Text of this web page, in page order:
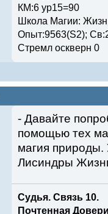
КМ:6 ур15=90
Школа Магии:
Опыт:9563(S2);
Стремл оскверн 0
- Давайте
помощью тех
магия
Лисиндры
Судья. Связь 10.
Почтенная